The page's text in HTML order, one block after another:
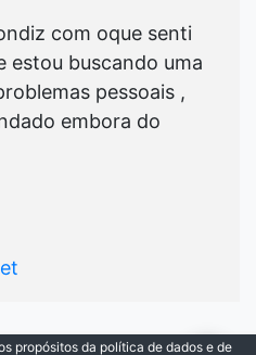
com oque senti
estou buscando uma
pessoais ,
embora do
propósitos da política de dados e de